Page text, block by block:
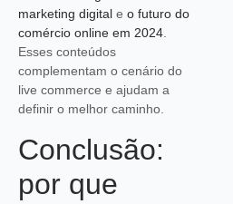
marketing digital e o futuro do
comércio online em 2024.
Esses conteúdos
complementam o cenário do
live commerce e ajudam a
definir o melhor caminho.
Conclusão:
por que